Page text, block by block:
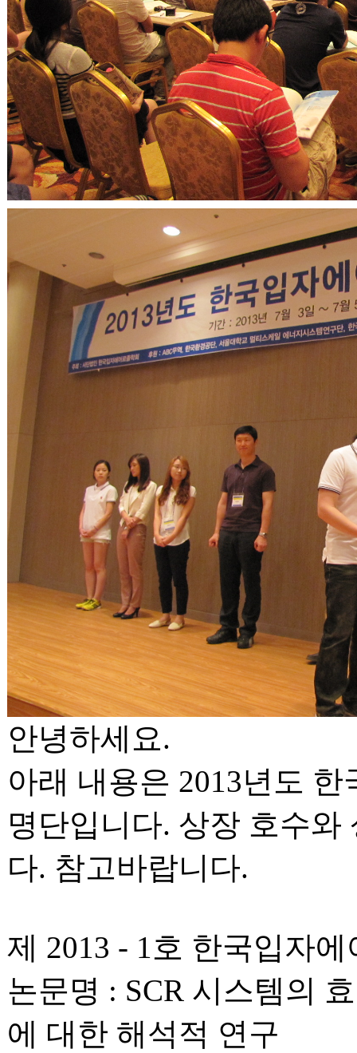
안녕하세요.
아래 내용은 2013년도
명단입니다. 상장 호수
다. 참고바랍니다.
제 2013 - 1호 한국입자
논문명 : SCR 시스템의
에 대한 해석적 연구